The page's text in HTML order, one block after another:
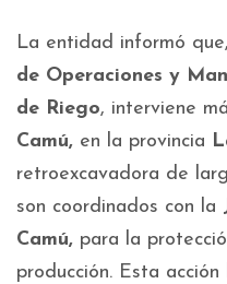
La entidad informó
de Operaciones y
de Riego, interviene
Camú, en la provincia
retroexcavadora de
son coordinados con la
Camú, para la
producción. Esta acción